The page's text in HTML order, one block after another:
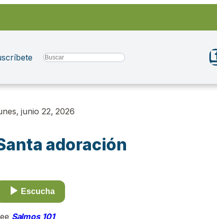
Search
junio 22, 2026
adoración
Escucha
Salmos 101